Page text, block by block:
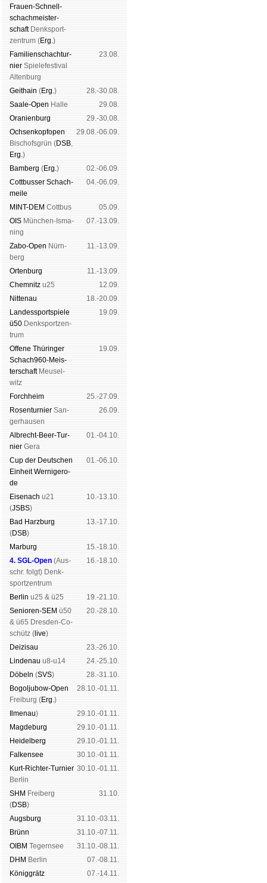
Frauen-Schnell­
schach­meis­ter­
schaftDenk­sport­
zen­trum (Erg.)
Familien­schach­tur­
nier Spiele­fes­ti­val
Al­ten­burg
23.08.
Geit­hain (Erg.)
28.-30.08.
Saale-Open Halle
29.08.
Oranien­burg
29.-30.08.
Och­sen­kopf­open
Bischofs­grün (DSB,
Erg.)
29.08.-06.09.
Bam­berg (Erg.)
02.-06.09.
Cott­busser Schach­
meile
04.-06.09.
MINT-DEM Cott­bus
05.09.
OIS Mün­chen-Is­ma­
ning
07.-13.09.
Zabo-Open Nürn­
berg
11.-13.09.
Orten­burg
11.-13.09.
Chem­nitz u25
12.09.
Nitte­nau
18.-20.09.
Landes­sport­spiele
ü50 Denk­sport­zen­
trum
19.09.
Offene Thü­rin­ger
Schach960-Meis­
ter­schaftMeu­sel­
witz
19.09.
Forch­heim
25.-27.09.
Rosen­tur­nier San­
ger­hau­sen
26.09.
Albrecht-Beer-Tur­
nier Ge­ra
01.-04.10.
Cup der Deut­schen
Ein­heit Wer­ni­ge­ro­
de
01.-06.10.
Eise­nach u21
(JSBS)
10.-13.10.
Bad Harz­burg
(DSB)
13.-17.10.
Mar­burg
15.-18.10.
4. SGL-Open (Aus­
schr. folgt) Denk­
sport­zen­trum
16.-18.10.
Ber­lin u25 & ü25
19.-21.10.
Senioren-SEM ü50
& ü65 Dres­den-Co­
schütz ( live)
20.-28.10.
Dei­zi­sau
23.-26.10.
Lin­de­nau u8-u14
24.-25.10.
Dö­beln (SVS)
28.-31.10.
Bogoljubow-Open
Frei­burg (Erg.)
28.10.-01.11.
Il­me­nau)
29.10.-01.11.
Mag­de­burg
29.10.-01.11.
Hei­del­berg
29.10.-01.11.
Fal­ken­see
30.10.-01.11.
Kurt-Rich­ter-Tur­nier
Ber­lin
30.10.-01.11.
SHM Frei­berg
(DSB)
31.10.
Augs­burg
31.10.-03.11.
Brünn
31.10.-07.11.
OIBM Tegern­see
31.10.-08.11.
DHM Ber­lin
07.-08.11.
König­grätz
07.-14.11.